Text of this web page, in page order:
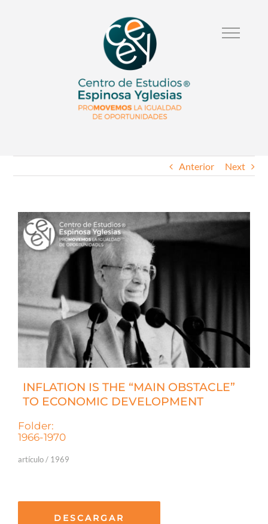
Anterior Next
INFLATION IS THE “MAIN OBSTACLE”
TO ECONOMIC DEVELOPMENT
Folder:
1966-1970
artículo / 1969
DESCARGAR